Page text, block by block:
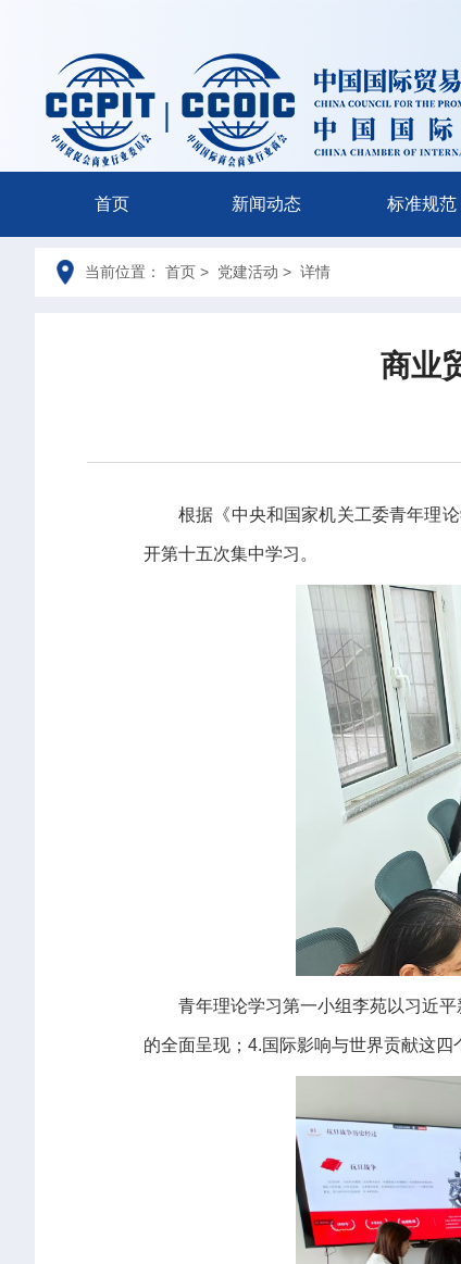
首页 新闻动态 标准规范
当前位置： 首页 > 党建活动 > 详情
商业
根据《中央和国家机关工委青年理
开第十五次集中学习。
青年理论学习第一小组李苑以习近
的全面呈现；4.国际影响与世界贡献这四